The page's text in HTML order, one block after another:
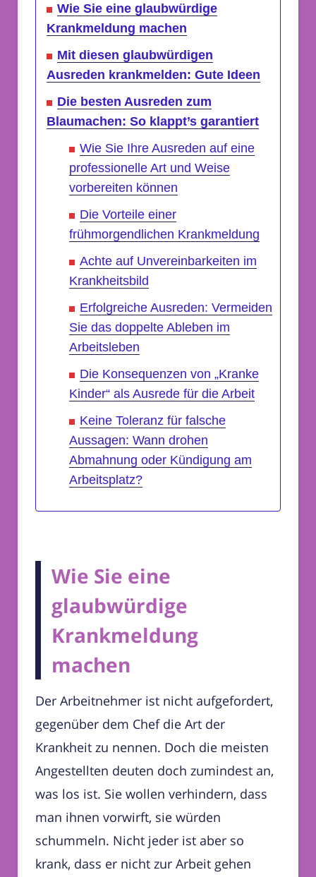
Wie Sie eine glaubwürdige
Krankmeldung machen
Mit diesen glaubwürdigen
Ausreden krankmelden: Gute Ideen
Die besten Ausreden zum
Blaumachen: So klappt’s garantiert
Wie Sie Ihre Ausreden auf eine
professionelle Art und Weise
vorbereiten können
Die Vorteile einer
frühmorgendlichen Krankmeldung
Achte auf Unvereinbarkeiten im
Krankheitsbild
Erfolgreiche Ausreden: Vermeiden
Sie das doppelte Ableben im
Arbeitsleben
Die Konsequenzen von „Kranke
Kinder“ als Ausrede für die Arbeit
Keine Toleranz für falsche
Aussagen: Wann drohen
Abmahnung oder Kündigung am
Arbeitsplatz?
Wie Sie eine
glaubwürdige
Krankmeldung
machen
Der Arbeitnehmer ist nicht aufgefordert,
gegenüber dem Chef die Art der
Krankheit zu nennen. Doch die meisten
Angestellten deuten doch zumindest an,
was los ist. Sie wollen verhindern, dass
man ihnen vorwirft, sie würden
schummeln. Nicht jeder ist aber so
krank, dass er nicht zur Arbeit gehen